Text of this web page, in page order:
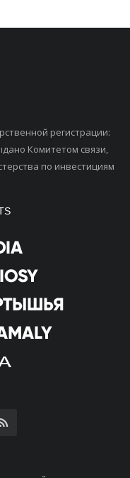
регистрации:
Комитетом связи,
по инвестициям